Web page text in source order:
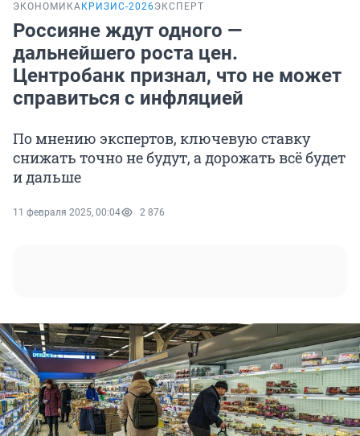
ЭКОНОМИКА КРИЗИС-2026ЭКСПЕРТ
Россияне ждут одного —
дальнейшего роста цен.
Центробанк признал, что не может
справиться с инфляцией
По мнению экспертов, ключевую ставку
снижать точно не будут, а дорожать всё будет
и дальше
11 февраля 2025, 00:04 2 876